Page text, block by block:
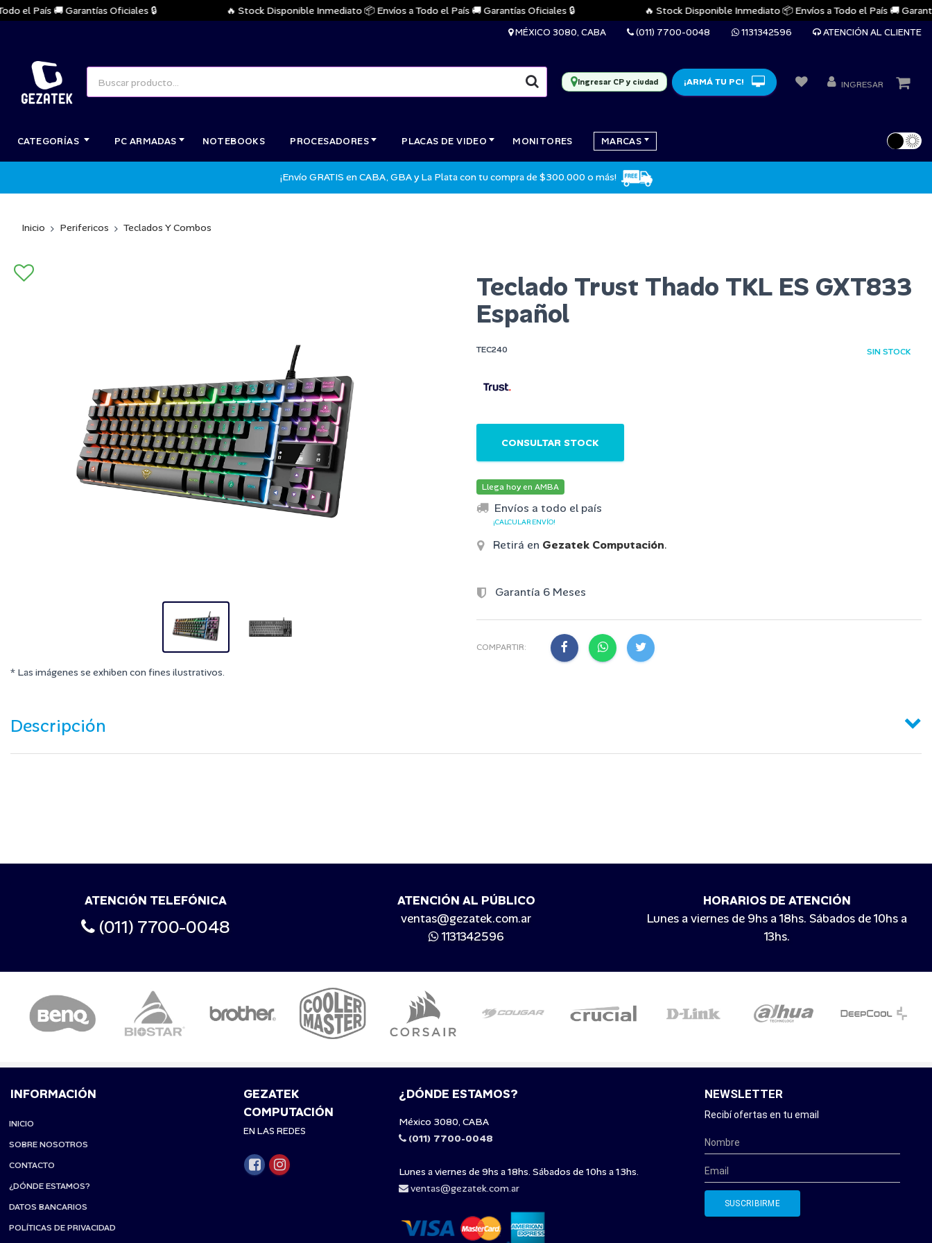
País 🚚 Garantías Oficiales 🔒 🔥 Stock Disponible Inmediato 📦 Envíos a Todo el País 🚚 Garantías Oficiales 🔒 🔥 Stock Disponible Inmediato 📦 Envíos a Todo el País 🚚 Garantías
MÉXICO 3080, CABA (011) 7700-0048 1131342596 ATENCIÓN AL CLIENTE
Ingresar CP y ciudad ¡ARMÁ TU PC! INGRESAR
CATEGORÍAS PC ARMADAS NOTEBOOKS PROCESADORES PLACAS DE VIDEO MONITORES MARCAS
¡Envío GRATIS en CABA, GBA y La Plata con tu compra de $300.000 o más!
Inicio Perifericos Teclados Y Combos
* Las imágenes se exhiben con fines ilustrativos.
Teclado Trust Thado TKL ES GXT833
Español
TEC240 SIN STOCK
CONSULTAR STOCK
Llega hoy en AMBA
Envíos a todo el país
¡CALCULAR ENVÍO!
Retirá en Gezatek Computación.
Garantía 6 Meses
COMPARTIR:
Descripción
ATENCIÓN TELEFÓNICA
(011) 7700-0048
ATENCIÓN AL PÚBLICO
ventas@gezatek.com.ar
1131342596
HORARIOS DE ATENCIÓN
Lunes a viernes de 9hs a 18hs. Sábados de 10hs a
13hs.
INFORMACIÓN
INICIO
SOBRE NOSOTROS
CONTACTO
¿DÓNDE ESTAMOS?
DATOS BANCARIOS
POLÍTICAS DE PRIVACIDAD
GEZATEK
COMPUTACIÓN
EN LAS REDES
¿DÓNDE ESTAMOS?
México 3080, CABA
(011) 7700-0048
Lunes a viernes de 9hs a 18hs. Sábados de 10hs a 13hs.
ventas@gezatek.com.ar
NEWSLETTER
Recibí ofertas en tu email